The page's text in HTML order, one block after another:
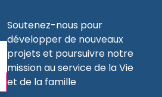
Soutenez-nous pour
développer de nouveaux
projets et poursuivre notre
mission au service de la Vie
et de la famille